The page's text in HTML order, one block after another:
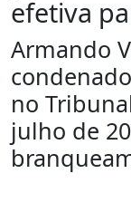
efetiva
Armando
no
julho de